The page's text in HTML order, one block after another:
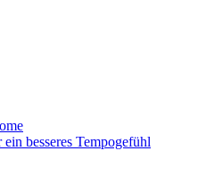
besseres Tempogefühl